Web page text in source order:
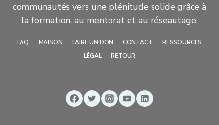
communautés vers une plénitude solide grâce à
la formation, au mentorat et au réseautage.
FAQ MAISON FAIRE UN DON CONTACT
RESSOURCES
LÉGAL
RETOUR